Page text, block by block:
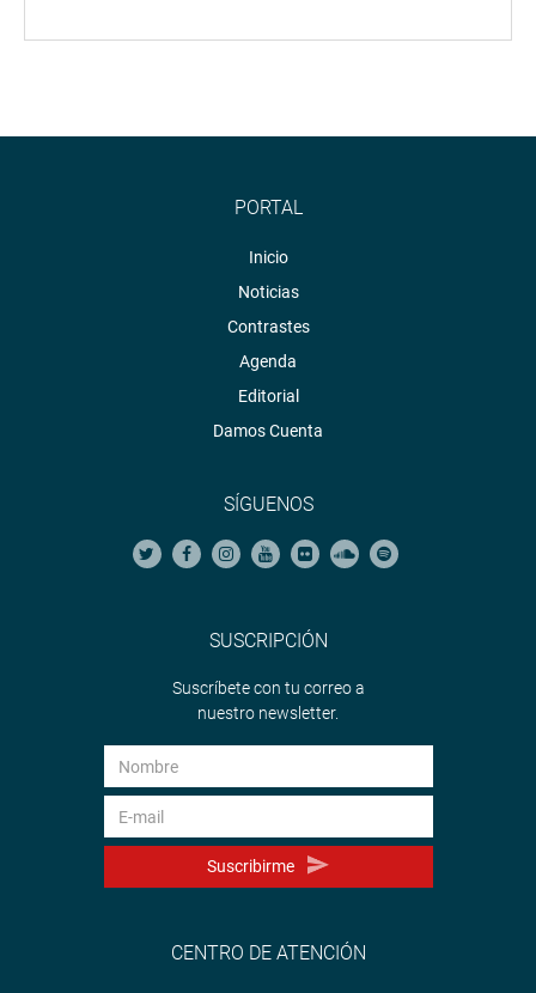
PORTAL
Inicio
Noticias
Contrastes
Agenda
Editorial
Damos Cuenta
SÍGUENOS
SUSCRIPCIÓN
Suscríbete con tu correo a
nuestro newsletter.
Suscribirme
CENTRO DE ATENCIÓN